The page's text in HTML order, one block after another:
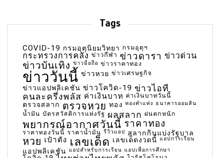
Tags
COVID-19 กรมอุตุนิยมวิทยา กรมอุตุฯ
กระทรวงการคลัง ข่าวกีฬา ข่าวดารา ข่าวด่วน
ข่าวบันเทิง ข่าวมือถือ ข่าวราคาทอง
ข่าววันนี้ ข่าวหวย ข่าวเศรษฐกิจ
ข่าวแอปพลิเคชัน ข่าวโควิด-19 ข่าวไอที
คนละครึ่งพลัส ค่าเงินบาท ค่าเงินบาทวันนี้
ตรวจสลาก ตรวจหวย ทอง ทองคำแท่ง ธนาคารออมสิน
น้ำมัน บัตรสวัสดิการแห่งรัฐ ผลสลาก ฝนตกหนัก
พยากรณ์อากาศวันนี้ ราคาทอง
ราคาทองวันนี้ ราคาน้ำมัน รีวิวแอป สลากกินแบ่งรัฐบาล
หวย เป๋าตัง เลขเด็ด เลขเด็ดงวดนี้ แอปการเรียน
แอปพลิเคชัน แอปสำหรับการเรียน แอปเพื่อการศึกษา